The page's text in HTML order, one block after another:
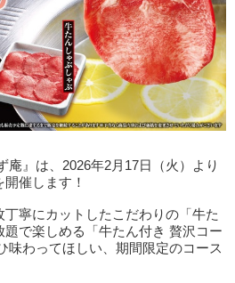
庵』は、2026年2月17日（火）より
開催します！
寧にカットしたこだわりの「牛た
で楽しめる「牛たん付き 贅沢コー
味わってほしい、期間限定のコース